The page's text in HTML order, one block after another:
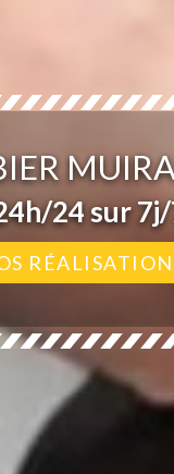
24 sur